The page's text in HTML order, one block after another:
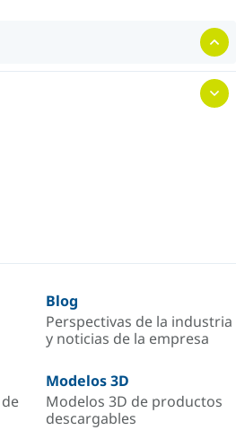
Blog
Perspectivas de la industria
y noticias de la empresa
Modelos 3D
Modelos 3D de productos
descargables